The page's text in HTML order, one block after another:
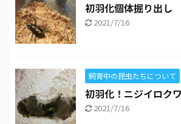
初羽化個体掘り出し
2021/7/16
飼育中の昆虫たちについて
初羽化！ニジイロク
2021/7/16